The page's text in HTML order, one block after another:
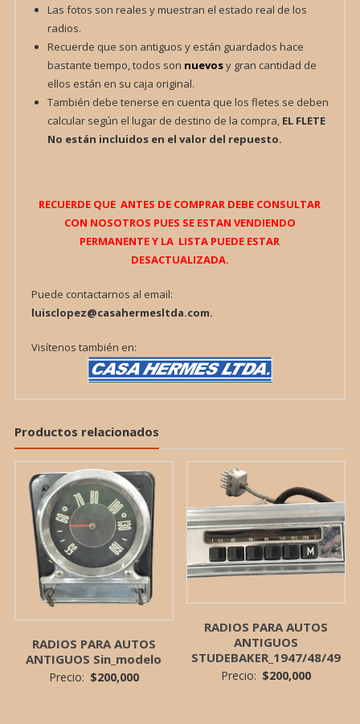
Las fotos son reales y muestran el estado real de los
radios.
Recuerde que son antiguos y están guardados hace
bastante tiempo, todos son nuevosy gran cantidad de
ellos están en su caja original.
También debe tenerse en cuenta que los fletes se deben
calcular según el lugar de destino de la compra, EL FLETE
No están incluidos en el valor del repuesto.
RECUERDE QUE ANTES DE COMPRAR DEBE CONSULTAR
CON NOSOTROS PUES SE ESTAN VENDIENDO
PERMANENTE Y LA LISTA PUEDE ESTAR
DESACTUALIZADA.
Puede contactarnos al email:
luisclopez@casahermesltda.com.
Visítenos también en:
Productos relacionados
RADIOS PARA AUTOS
ANTIGUOS Sin_modelo
Precio: $200,000
RADIOS PARA AUTOS
ANTIGUOS
STUDEBAKER_1947/48/49
Precio: $200,000